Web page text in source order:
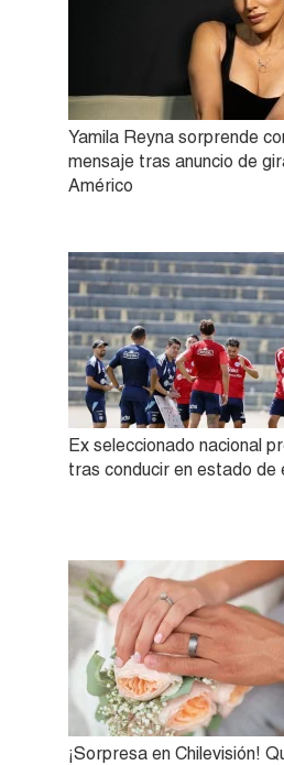
Yamila Reyna sorprende
mensaje tras anuncio de
Américo
Ex seleccionado nacional
tras conducir en estado de
¡Sorpresa en Chilevisión!